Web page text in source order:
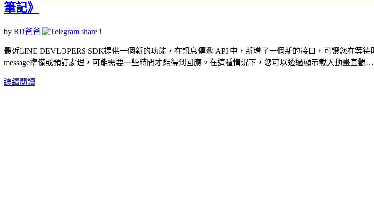
筆記》
by RD爸爸
最近LINE DEVLOPERS SDK提供一個新的功能，在訊息傳遞 API 中，新增了一個新的接口，可讓您在等
message準備或預訂處理，可能需要一些時間才能得到回應。在這種情況下，您可以透過顯示載入動畫直觀…
繼續閱讀